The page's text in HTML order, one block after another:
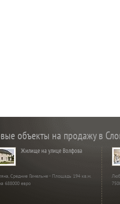
объекты на продажу в
Жилище на улице Волфова
Средние Гамельне - Площадь 194 кв.м.
688000 евро